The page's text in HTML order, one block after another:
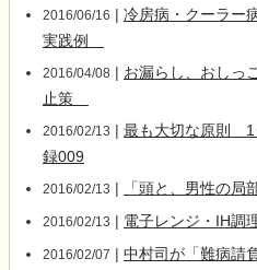
2016/06/16 | 冷房病・クーラー
実践例
2016/04/08 | お漏らし、おし
止策
2016/02/13 | 最も大切な原則
録009
2016/02/13 | 「頭と、男性の局
2016/02/13 | 電子レンジ・IH
2016/02/07 | 中村司が「難病請